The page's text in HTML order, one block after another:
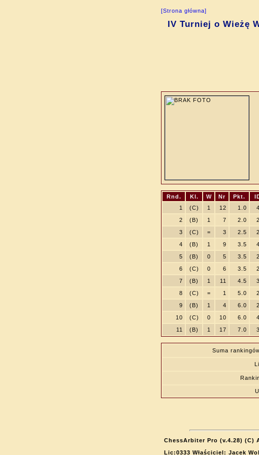
[Strona główna]
IV Turniej o Wieżę
Rnd. Kl. W Nr Pkt.
1
(C) 1 12 1.0
2
(B) 1 7 2.0
3
(C) = 3 2.5
4
(B) 1 9 3.5
5
(B) 0 5 3.5
6
(C) 0 6 3.5
7
(B) 1 11 4.5
8
(C) = 1 5.0
9
(B) 1 4 6.0
10
(C) 0 10 6.0
11
(B) 1 17 7.0
Suma
ChessArbiter Pro (v.4.28) (C)
Lic:0333 Właściciel: Jacek